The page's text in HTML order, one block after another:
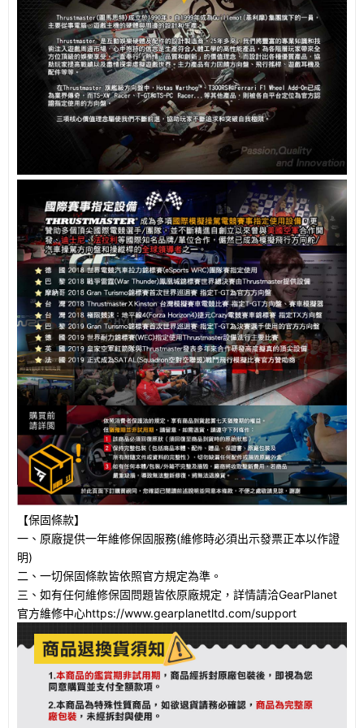
【保固條款】
一、原廠提供一年維修保固服務(維修時必須出示發票正本以作證
明)
二、一切保固條款皆依照官方規定為準。
三、如有任何維修保固問題皆依原廠規定，詳情請洽GearPlanet
官方維修中心https://www.gearplanetltd.com/support